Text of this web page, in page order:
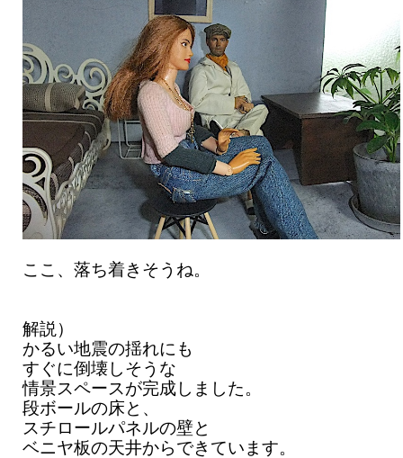
ここ、落ち着きそうね。
解説）
かるい地震の揺れにも
すぐに倒壊しそうな
情景スペースが完成しました。
段ボールの床と、
スチロールパネルの壁と
ベニヤ板の天井からできています。